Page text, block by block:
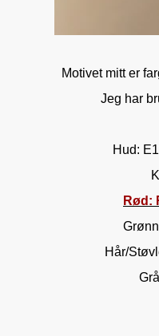
Motivet mitt er
Jeg har
Hud:
Rød:
Hår/